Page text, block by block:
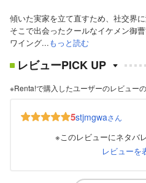
傾いた実家を立て直すため、社交界に
そこで出会ったクールなイケメン御
ワイング...もっと読む
レビューPICK UP
※Renta!で購入したユーザーのレビュー
5stjmgwaさん
※このレビューにネタバ
レビューを